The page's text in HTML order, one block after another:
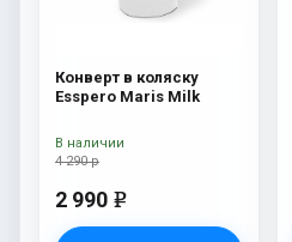
Конверт в коляску
Esspero Maris Milk
4 290 р
2 990 e
В наличии